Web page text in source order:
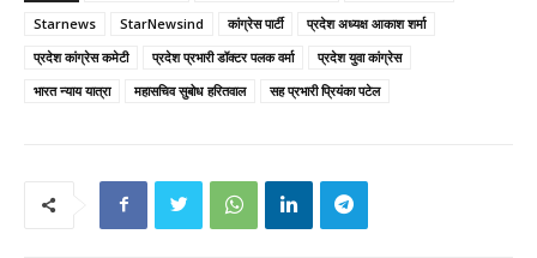
Starnews
StarNewsind कांग्रेस पार्टी
प्रदेश अध्यक्ष आकाश शर्मा
प्रदेश कांग्रेस कमेटी
प्रदेश प्रभारी डॉक्टर पलक वर्मा
प्रदेश युवा कांग्रेस
भारत न्याय यात्रा
महासचिव सुबोध हरितवाल सह प्रभारी प्रियंका पटेल